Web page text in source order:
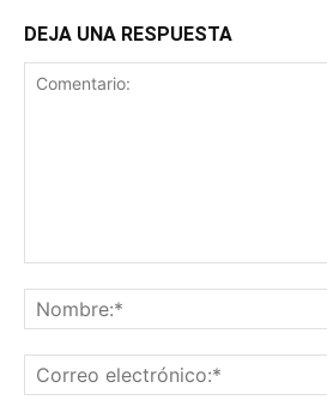
DEJA UNA RESPUESTA